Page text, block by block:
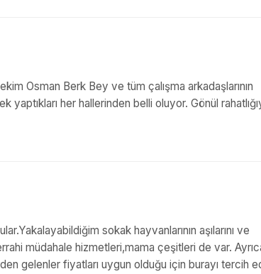
Osman Berk Bey ve tüm çalışma arkadaşlarının
her hallerinden belli oluyor. Gönül
sokak hayvanlarının aşılarını ve
müdahale hizmetleri,mama çeşitleri de var.
gelenler fiyatları uygun olduğu için burayı tercih